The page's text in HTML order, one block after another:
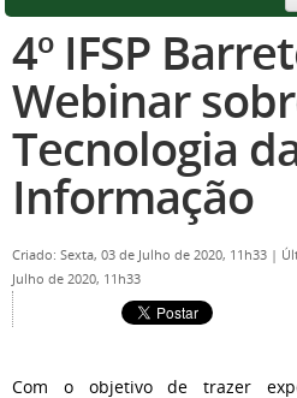
4º IFSP
Webinar
Tecnologia
Informação
Criado: Sexta, 03 de Julho de 2020, 11h33 |
Julho de 2020, 11h33
Com o objetivo de trazer